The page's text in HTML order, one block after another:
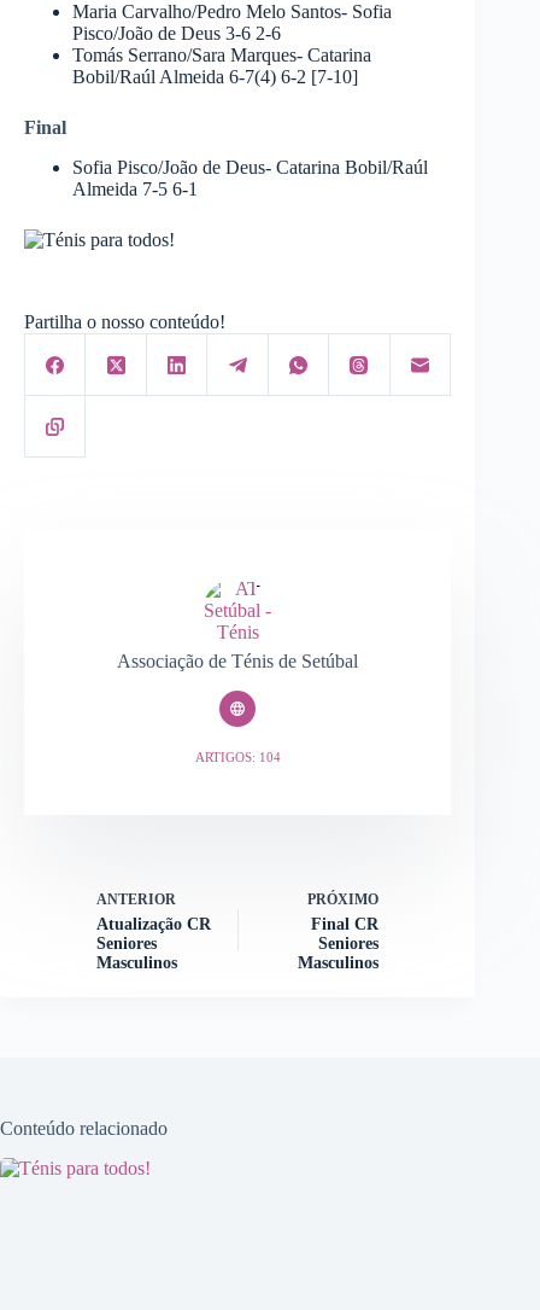
Maria Carvalho/Pedro Melo Santos- Sofia
Pisco/João de Deus 3-6 2-6
Tomás Serrano/Sara Marques- Catarina
Bobil/Raúl Almeida 6-7(4) 6-2 [7-10]
Final
Sofia Pisco/João de Deus- Catarina Bobil/Raúl
Almeida 7-5 6-1
Partilha o nosso conteúdo!
Associação de Ténis de Setúbal
ARTIGOS: 104
ANTERIOR
Atualização CR
Seniores
Masculinos
PRÓXIMO
Final CR
Seniores
Masculinos
Conteúdo relacionado